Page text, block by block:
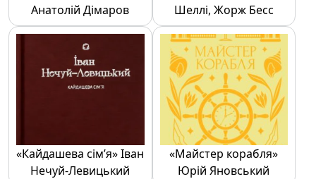
Анатолій Дімаров
Шеллі, Жорж Бесс
«Кайдашева сім’я» Іван
Нечуй-Левицький
«Майстер корабля»
Юрій Яновський